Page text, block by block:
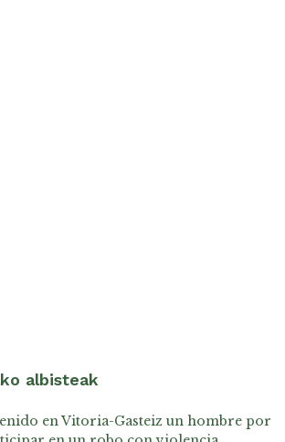
albisteak
en Vitoria-Gasteiz un hombre por